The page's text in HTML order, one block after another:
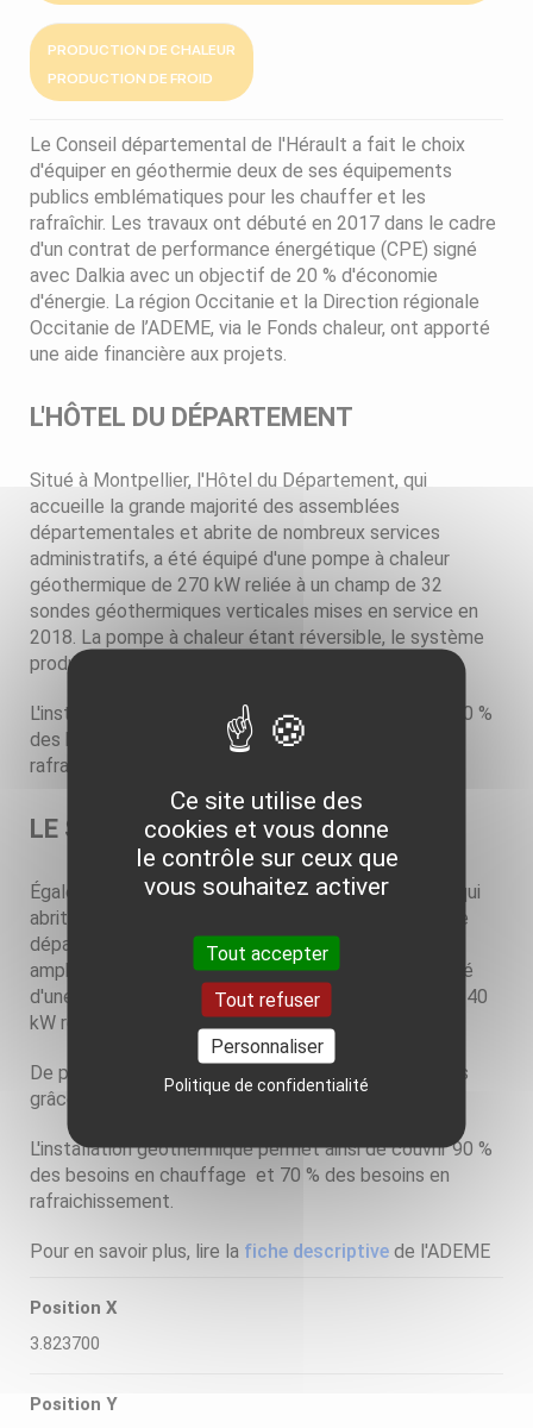
PRODUCTION DE CHALEUR
PRODUCTION DE FROID
Le Conseil départemental de l'Hérault a fait le choix
d'équiper en géothermie deux de ses équipements
publics emblématiques pour les chauffer et les
rafraîchir. Les travaux ont débuté en 2017 dans le cadre
d'un contrat de performance énergétique (CPE) signé
avec Dalkia avec un objectif de 20 % d'économie
d'énergie. La région Occitanie et la Direction régionale
Occitanie de l’ADEME, via le Fonds chaleur, ont apporté
une aide financière aux projets.
L'HÔTEL DU DÉPARTEMENT
Situé à Montpellier, l'Hôtel du Département, qui
accueille la grande majorité des assemblées
départementales et abrite de nombreux services
administratifs, a été équipé d'une pompe à chaleur
géothermique de 270 kW reliée à un champ de 32
sondes géothermiques verticales mises en service en
2018. La pompe à chaleur étant réversible, le système
produit du frais en été.
L'installation géothermique permet ainsi de couvrir 70 %
des besoins en chauffage et 60 % des besoins en
rafraichissement.
LE SITE PIERRESVIVES
Également à Montpellier, le bâtiment PierresVives, qui
abrite les archives départementales, la médiathèque
départementale, la plateforme Hérault Sport, un
amphithéâtre et des salles d’exposition, a été équipé
d'une pompe à chaleur géothermique réversible de 340
kW reliée à un champ de 48 sondes verticales.
De plus, plusieurs bâtiments annexes sont alimentés
grâce à un micro-réseau de chaleur.
L'installation géothermique permet ainsi de couvrir 90 %
des besoins en chauffage et 70 % des besoins en
rafraichissement.
Pour en savoir plus, lire la fiche descriptive de l'ADEME
Position X
3.823700
Position Y
Ce site utilise des
cookies et vous donne
le contrôle sur ceux que
vous souhaitez activer
Tout accepter
Tout refuser
Personnaliser
Politique de confidentialité